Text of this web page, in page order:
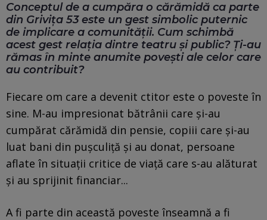
Conceptul de a cumpăra o cărămidă ca parte
din Grivița 53 este un gest simbolic puternic
de implicare a comunității. Cum schimbă
acest gest relația dintre teatru și public? Ți-au
rămas în minte anumite povești ale celor care
au contribuit?
Fiecare om care a devenit ctitor este o poveste în
sine. M-au impresionat bătrânii care și-au
cumpărat cărămidă din pensie, copiii care și-au
luat bani din pușculiță și au donat, persoane
aflate în situații critice de viață care s-au alăturat
și au sprijinit financiar...
A fi parte din această poveste înseamnă a fi